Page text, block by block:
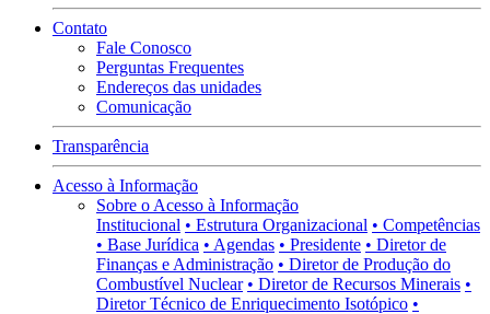
Contato
Fale Conosco
Perguntas Frequentes
Endereços das unidades
Comunicação
Transparência
Acesso à Informação
Sobre o Acesso à Informação
Institucional • Estrutura Organizacional • Competências
• Base Jurídica • Agendas • Presidente • Diretor de
Finanças e Administração • Diretor de Produção do
Combustível Nuclear • Diretor de Recursos Minerais •
Diretor Técnico de Enriquecimento Isotópico •